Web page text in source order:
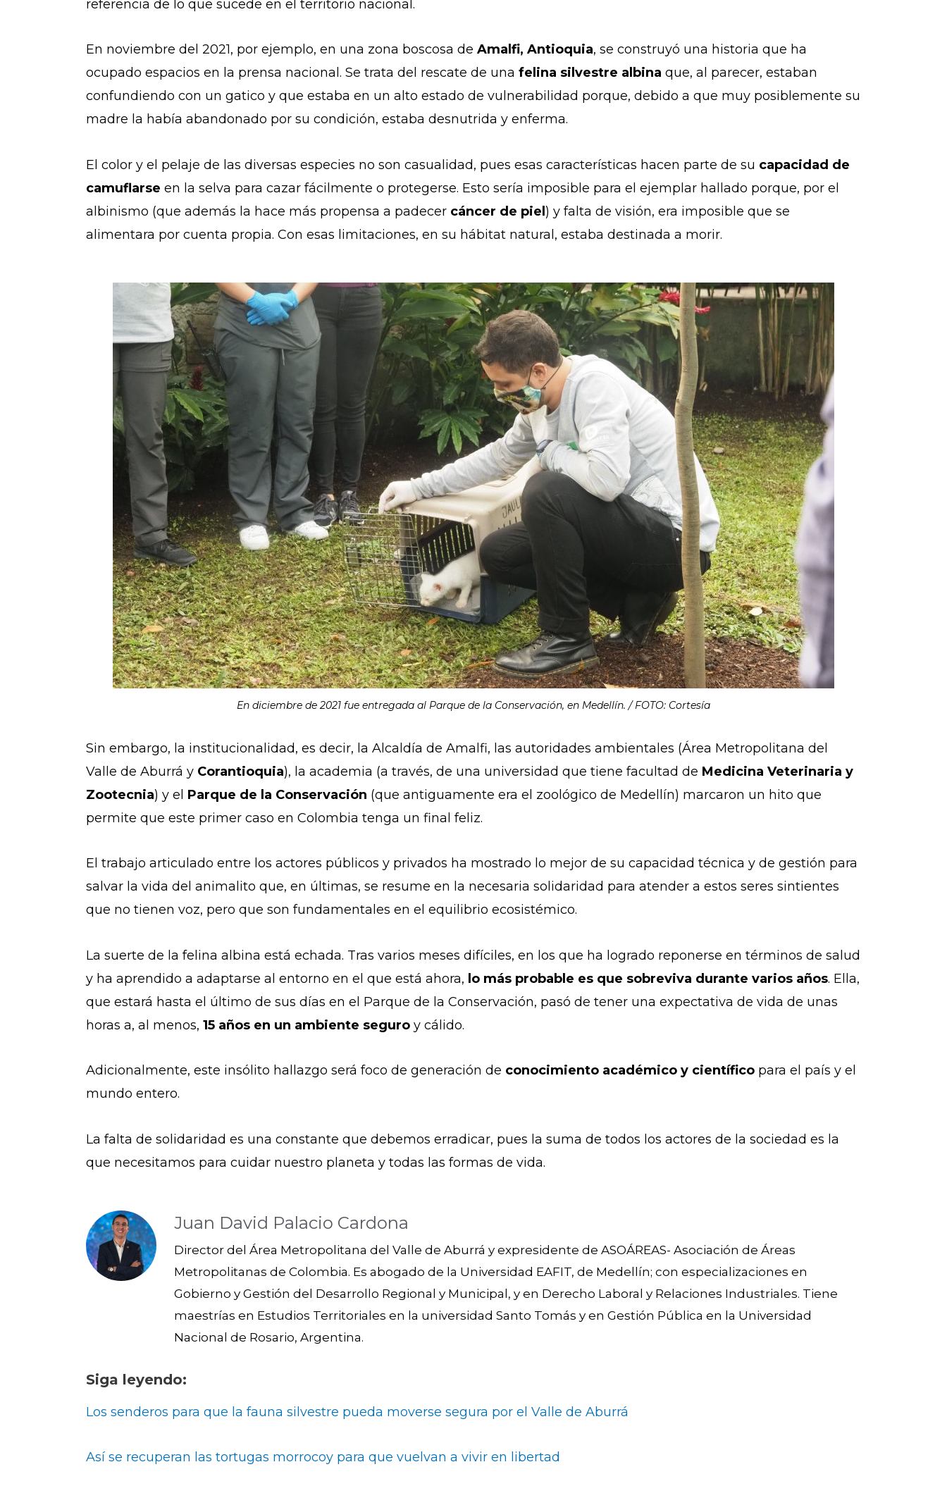
referencia de lo que sucede en el territorio nacional.
En noviembre del 2021, por ejemplo, en una zona boscosa de Amalfi, Antioquia, se construyó una historia que ha
ocupado espacios en la prensa nacional. Se trata del rescate de una felina silvestre albina que, al parecer, estaban
confundiendo con un gatico y que estaba en un alto estado de vulnerabilidad porque, debido a que muy posiblemente su
madre la había abandonado por su condición, estaba desnutrida y enferma.
El color y el pelaje de las diversas especies no son casualidad, pues esas características hacen parte de su capacidad de
camuflarse en la selva para cazar fácilmente o protegerse. Esto sería imposible para el ejemplar hallado porque, por el
albinismo (que además la hace más propensa a padecer cáncer de piel) y falta de visión, era imposible que se
alimentara por cuenta propia. Con esas limitaciones, en su hábitat natural, estaba destinada a morir.
En diciembre de 2021 fue entregada al Parque de la Conservación, en Medellín. / FOTO: Cortesía
Sin embargo, la institucionalidad, es decir, la Alcaldía de Amalfi, las autoridades ambientales (Área Metropolitana del
Valle de Aburrá y Corantioquia), la academia (a través, de una universidad que tiene facultad de Medicina Veterinaria y
Zootecnia) y el Parque de la Conservación (que antiguamente era el zoológico de Medellín) marcaron un hito que
permite que este primer caso en Colombia tenga un final feliz.
El trabajo articulado entre los actores públicos y privados ha mostrado lo mejor de su capacidad técnica y de gestión para
salvar la vida del animalito que, en últimas, se resume en la necesaria solidaridad para atender a estos seres sintientes
que no tienen voz, pero que son fundamentales en el equilibrio ecosistémico.
La suerte de la felina albina está echada. Tras varios meses difíciles, en los que ha logrado reponerse en términos de salud
y ha aprendido a adaptarse al entorno en el que está ahora, lo más probable es que sobreviva durante varios años. Ella,
que estará hasta el último de sus días en el Parque de la Conservación, pasó de tener una expectativa de vida de unas
horas a, al menos, 15 años en un ambiente seguro y cálido.
Adicionalmente, este insólito hallazgo será foco de generación de conocimiento académico y científico para el país y el
mundo entero.
La falta de solidaridad es una constante que debemos erradicar, pues la suma de todos los actores de la sociedad es la
que necesitamos para cuidar nuestro planeta y todas las formas de vida.
Juan David Palacio Cardona
Director del Área Metropolitana del Valle de Aburrá y expresidente de ASOÁREAS- Asociación de Áreas
Metropolitanas de Colombia. Es abogado de la Universidad EAFIT, de Medellín; con especializaciones en
Gobierno y Gestión del Desarrollo Regional y Municipal, y en Derecho Laboral y Relaciones Industriales. Tiene
maestrías en Estudios Territoriales en la universidad Santo Tomás y en Gestión Pública en la Universidad
Nacional de Rosario, Argentina.
Siga leyendo:
Los senderos para que la fauna silvestre pueda moverse segura por el Valle de Aburrá
Así se recuperan las tortugas morrocoy para que vuelvan a vivir en libertad